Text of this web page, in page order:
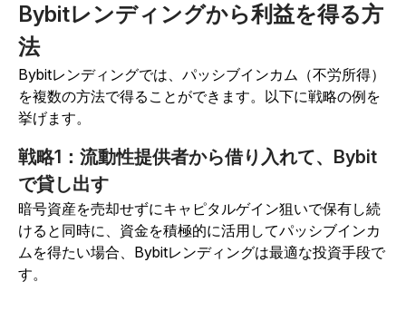
Bybitレンディングから利益を得る方
法
Bybitレンディングでは、パッシブインカム（不労所得）
を複数の方法で得ることができます。以下に戦略の例を
挙げます。
戦略1：流動性提供者から借り入れて、Bybit
で貸し出す
暗号資産を売却せずにキャピタルゲイン狙いで保有し続
けると同時に、資金を積極的に活用してパッシブインカ
ムを得たい場合、Bybitレンディングは最適な投資手段で
す。